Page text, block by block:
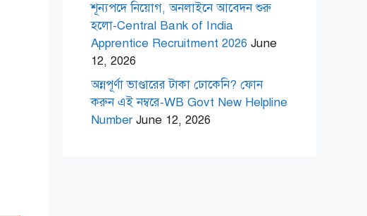
শূন্যপদে নিয়োগ, অনলাইনে আবেদন শুরু
হলো-Central Bank of India
Apprentice Recruitment 2026 June
12, 2026
অন্নপূর্ণা ভাণ্ডারের টাকা ঢোকেনি? ফোন
করুন এই নম্বরে-WB Govt New Helpline
Number June 12, 2026